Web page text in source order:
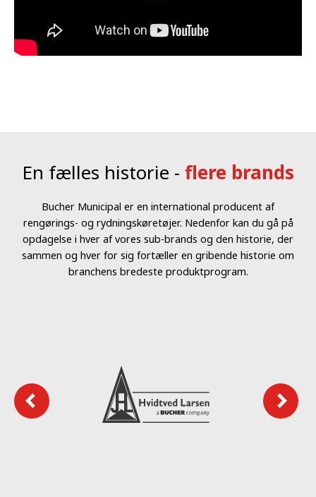
En fælles historie - flere brands
Bucher Municipal er en international producent af
rengørings- og rydningskøretøjer. Nedenfor kan du gå på
opdagelse i hver af vores sub-brands og den historie, der
sammen og hver for sig fortæller en gribende historie om
branchens bredeste produktprogram.